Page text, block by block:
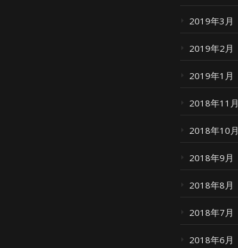
2019年3月
2019年2月
2019年1月
2018年11月
2018年10月
2018年9月
2018年8月
2018年7月
2018年6月